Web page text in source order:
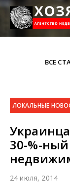
ВСЕ
ЛОКАЛЬНЫЕ
30-%-
24 июля, 2014